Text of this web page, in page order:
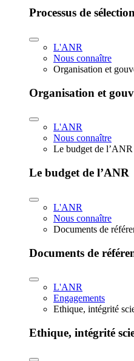
Processus de
L'ANR
Nous connaître
Organisation et
Organisation et
L'ANR
Nous connaître
Le budget de l’ANR
Le budget de l’ANR
L'ANR
Nous connaître
Documents de
Documents de
L'ANR
Engagements
Ethique, intégrité
Ethique, intégrité